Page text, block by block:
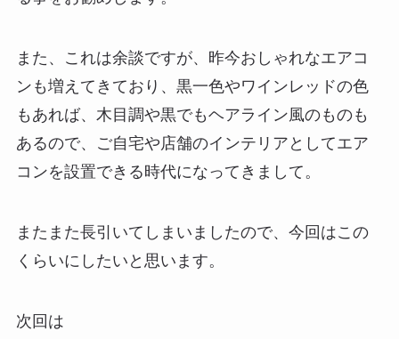
また、これは余談ですが、昨今おしゃれなエアコ
ンも増えてきており、黒一色やワインレッドの色
もあれば、木目調や黒でもヘアライン風のものも
あるので、ご自宅や店舗のインテリアとしてエア
コンを設置できる時代になってきまして。
またまた長引いてしまいましたので、今回はこの
くらいにしたいと思います。
次回は